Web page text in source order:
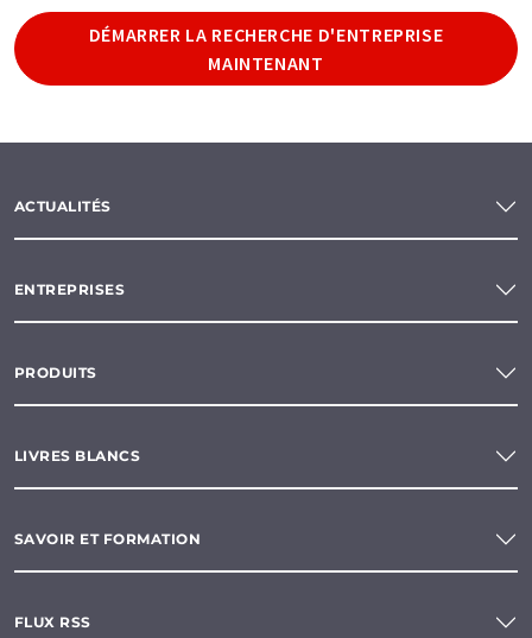
DÉMARRER LA RECHERCHE D'ENTREPRISE
MAINTENANT
ACTUALITÉS
ENTREPRISES
PRODUITS
LIVRES BLANCS
SAVOIR ET FORMATION
FLUX RSS